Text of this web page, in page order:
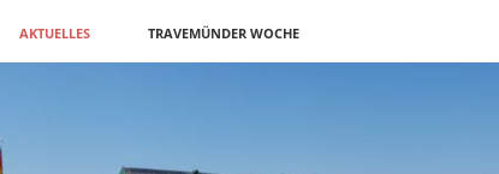
AKTUELLES TRAVEMÜNDER WOCHE